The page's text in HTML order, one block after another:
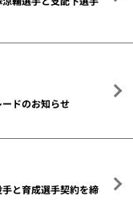
ドのお知らせ
と育成選手契約を締